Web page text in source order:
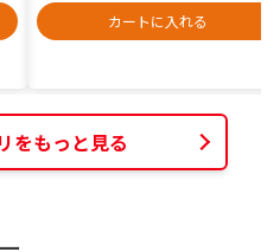
カートに入れる
をもっと見る